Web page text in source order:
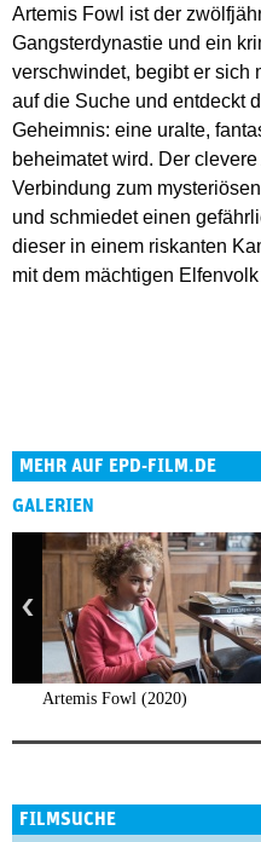
Artemis Fowl ist der
Gangsterdynastie und ein
verschwindet, begibt er sich
auf die Suche und entdeckt
Geheimnis: eine uralte,
beheimatet wird. Der
Verbindung zum
und schmiedet einen
dieser in einem riskanten
mit dem mächtigen
MEHR AUF EPD-FILM.DE
GALERIEN
Artemis Fowl (2020)
FILMSUCHE